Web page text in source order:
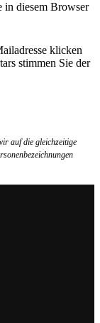
in diesem Browser
klicken
stimmen Sie der
auf die gleichzeitige